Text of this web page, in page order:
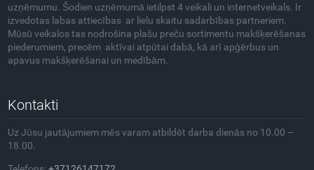
uzņēmumu. Šodien uzņēmumā ietilpst 4 veikali un internetveikals. Ir
izvedotas labas attiecības ar lielu skaitu sadarbības partneriem.
Mūsū veikalos tas nodrošina plašu preču sortimentu makšķerēšanas
piederumiem, precēm aktīvai atpūtai dabā, kā arī apģērbus un
apavus makšķerēšanai un medībām.
Kontakti
Uz Jūsu jautājumiem mēs varam atbildēt darba dienās no 10.00 –
18.00.